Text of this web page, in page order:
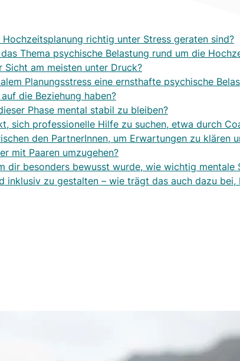
richtig unter Stress geraten sind?
Thema psychische Belastung rund um die
Sicht am meisten unter Druck?
Planungsstress eine ernsthafte psychische
die Beziehung haben?
Phase mental stabil zu bleiben?
sich professionelle Hilfe zu suchen, etwa durch
den PartnerInnen, um Erwartungen zu klären
mit Paaren umzugehen?
dir besonders bewusst wurde, wie wichtig
inklusiv zu gestalten – wie trägt das auch dazu bei,